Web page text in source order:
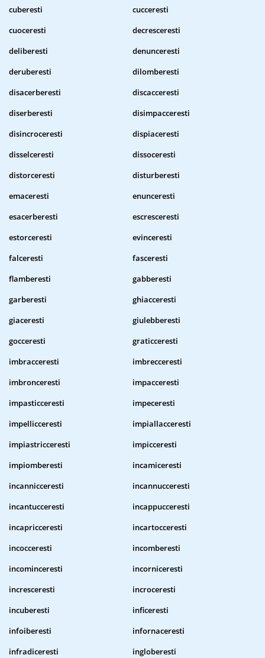
cuberesti
cucceresti
cuoceresti
decresceresti
deliberesti
denunceresti
deruberesti
dilomberesti
disacerberesti
discacceresti
diserberesti
disimpacceresti
disincroceresti
dispiaceresti
disselceresti
dissoceresti
distorceresti
disturberesti
emaceresti
enunceresti
esacerberesti
escresceresti
estorceresti
evinceresti
falceresti
fasceresti
flamberesti
gabberesti
garberesti
ghiacceresti
giaceresti
giulebberesti
gocceresti
graticceresti
imbracceresti
imbrecceresti
imbronceresti
impacceresti
impasticceresti
impeceresti
impellicceresti
impiallacceresti
impiastricceresti
impicceresti
impiomberesti
incamiceresti
incannicceresti
incannucceresti
incantucceresti
incappucceresti
incapricceresti
incartocceresti
incocceresti
incomberesti
incominceresti
incorniceresti
incresceresti
incroceresti
incuberesti
inficeresti
infoiberesti
infornaceresti
infradiceresti
ingloberesti